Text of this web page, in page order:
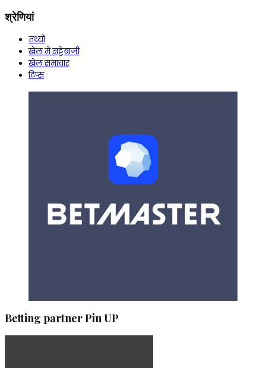
श्रेणियां
तथ्यों
खेल में सट्टेबाजी
खेल समाचार
टिप्स
Betting partner Pin UP